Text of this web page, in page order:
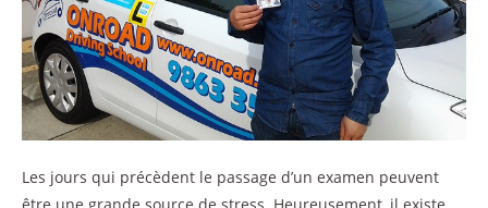
Les jours qui précèdent le passage d’un examen peuvent